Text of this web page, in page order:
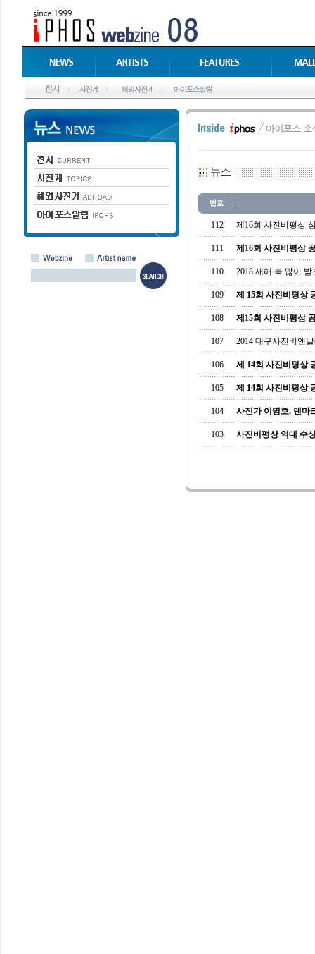
112 제16회 사진비평상
111 제16회 사진비평상
110 2018 새해 복 많이
109 제 15회 사진비평상
108 제15회 사진비평상
107 2014 대구사진비엔
106 제 14회 사진비평상
105 제 14회 사진비평상
104 사진가 이명호, 덴마
103 사진비평상 역대 수